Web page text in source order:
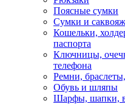
Поясные сумки
Сумки и
Кошельки,
паспорта
Ключницы,
телефона
Ремни,
Обувь и шляпы
Шарфы, шапки,